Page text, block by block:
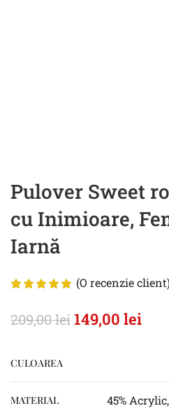
Pulover Sweet
cu Inimioare,
Iarnă
(O recenzie
209,00lei149,00 lei
CULOAREA
MATERIAL 45%